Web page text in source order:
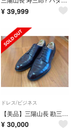
¥ 39,999
ドレス/ビジネス
【美品】三陽山長 勘三郎 US7.5 ダークブラウン
¥ 30,000